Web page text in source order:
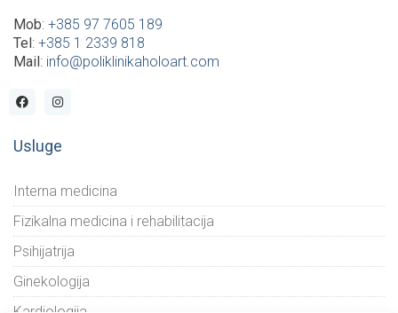
Mob: +385 97 7605 189
Tel : +385 1 2339 818
Mail : info@poliklinikaholoart.com
Usluge
Interna medicina
Fizikalna medicina i rehabilitacija
Psihijatrija
Ginekologija